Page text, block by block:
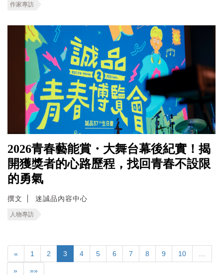
作家專訪
2026青春藝能賞・大舞台幕後紀實！揭
開獲獎者的心路歷程，找回青春不設限
的勇氣
撰文 迷誠品內容中心
人物專訪
« 1 2 3 4 5 6 7 8 9 10
» »»